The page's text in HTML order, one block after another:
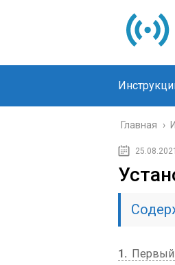
Главная ›
25.08.2021
1
Первый